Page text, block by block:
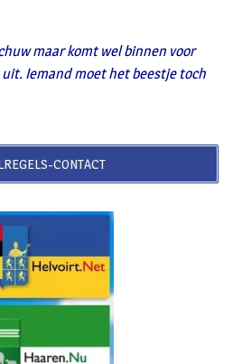
maar komt wel binnen voor
Iemand moet het beestje toch
CONTACT